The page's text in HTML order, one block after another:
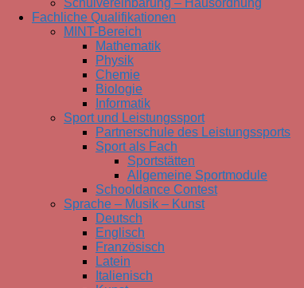
Schulvereinbarung – Hausordnung
Fachliche Qualifikationen
MINT-Bereich
Mathematik
Physik
Chemie
Biologie
Informatik
Sport und Leistungssport
Partnerschule des Leistungssports
Sport als Fach
Sportstätten
Allgemeine Sportmodule
Schooldance Contest
Sprache – Musik – Kunst
Deutsch
Englisch
Französisch
Latein
Italienisch